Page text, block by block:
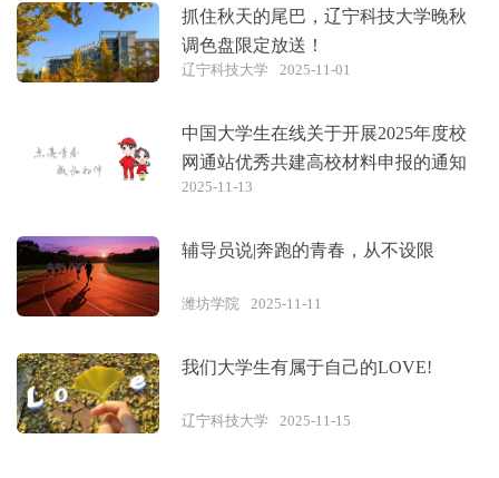
抓住秋天的尾巴，辽宁科技大学晚秋
调色盘限定放送！
辽宁科技大学 2025-11-01
中国大学生在线关于开展2025年度校
网通站优秀共建高校材料申报的通知
2025-11-13
辅导员说|奔跑的青春，从不设限
潍坊学院 2025-11-11
我们大学生有属于自己的LOVE!
辽宁科技大学 2025-11-15